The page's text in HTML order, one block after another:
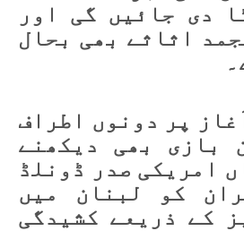
دی جائیں گی اور
اثاثے بھی بحال
پر دونوں اطراف
بازی بھی دیکھنے
امریکی صدر ڈونلڈ
کو لبنان میں
کے ذریعے کشیدگی